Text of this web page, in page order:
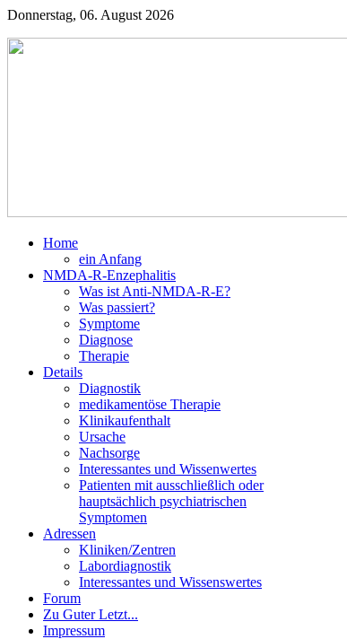
Donnerstag, 06. August 2026
Home
ein Anfang
NMDA-R-Enzephalitis
Was ist Anti-NMDA-R-E?
Was passiert?
Symptome
Diagnose
Therapie
Details
Diagnostik
medikamentöse Therapie
Klinikaufenthalt
Ursache
Nachsorge
Interessantes und Wissenwertes
Patienten mit ausschließlich oder
hauptsächlich psychiatrischen
Symptomen
Adressen
Kliniken/Zentren
Labordiagnostik
Interessantes und Wissenswertes
Forum
Zu Guter Letzt...
Impressum